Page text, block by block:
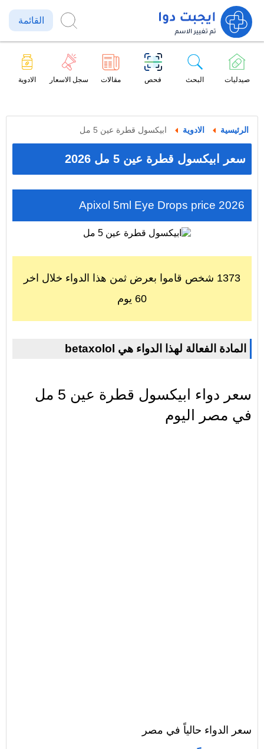
القائمة
صيدليات البحث فحص مقالات سجل الاسعار الادوية
الرئيسية الادوية ابيكسول قطرة عين 5 مل
سعر ابيكسول قطرة عين 5 مل 2026
Apixol 5ml Eye Drops price 2026
1373 شخص قاموا بعرض ثمن هذا الدواء خلال اخر
60 يوم
betaxolol المادة الفعالة لهذا الدواء هي
سعر دواء ابيكسول قطرة عين 5 مل
في مصر اليوم
سعر الدواء حالياً في مصر